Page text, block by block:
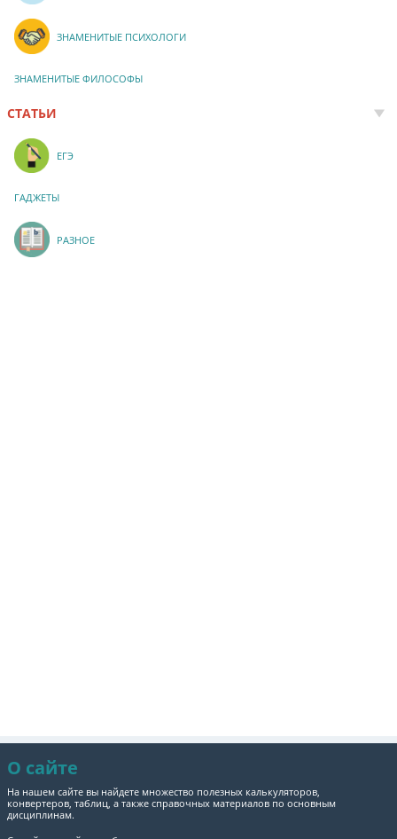
ЗНАМЕНИТЫЕ ПСИХОЛОГИ
ЗНАМЕНИТЫЕ ФИЛОСОФЫ
СТАТЬИ
ЕГЭ
ГАДЖЕТЫ
РАЗНОЕ
О сайте
На нашем сайте вы найдете множество полезных калькуляторов,
конвертеров, таблиц, а также справочных материалов по основным
дисциплинам.